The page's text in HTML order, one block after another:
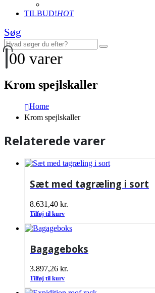
TILBUD!HOT
Søg
00 varer
Krom spejlskaller
Home
Krom spejlskaller
Relaterede varer
Sæt med tagræling i sort
8.631,40 kr.
Tilføj til kurv
Bagageboks
3.897,26 kr.
Tilføj til kurv